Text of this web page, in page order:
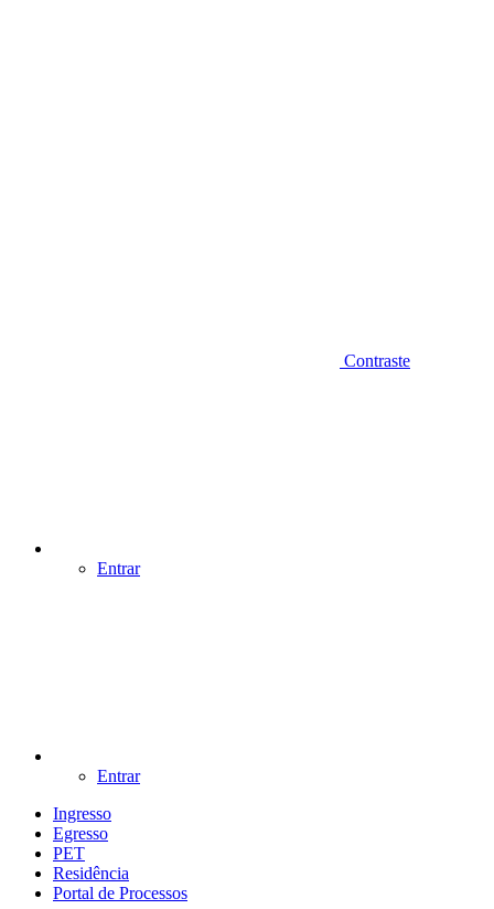
Contraste
Entrar
Entrar
Ingresso
Egresso
PET
Residência
Portal de Processos